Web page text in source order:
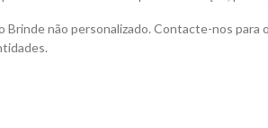
Brinde não personalizado. Contacte-nos para